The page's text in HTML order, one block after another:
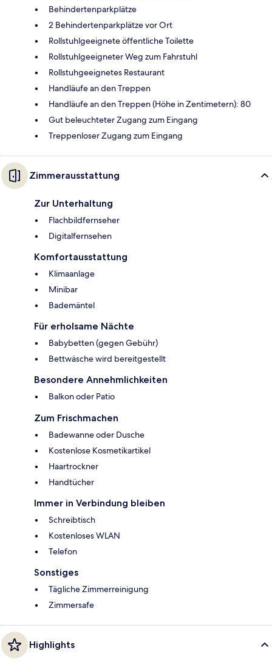
Behindertenparkplätze
2 Behindertenparkplätze vor Ort
Rollstuhlgeeignete öffentliche Toilette
Rollstuhlgeeigneter Weg zum Fahrstuhl
Rollstuhgeeignetes Restaurant
Handläufe an den Treppen
Handläufe an den Treppen (Höhe in Zentimetern): 80
Gut beleuchteter Zugang zum Eingang
Treppenloser Zugang zum Eingang
Zimmerausstattung
Zur Unterhaltung
Flachbildfernseher
Digitalfernsehen
Komfortausstattung
Klimaanlage
Minibar
Bademäntel
Für erholsame Nächte
Babybetten (gegen Gebühr)
Bettwäsche wird bereitgestellt
Besondere Annehmlichkeiten
Balkon oder Patio
Zum Frischmachen
Badewanne oder Dusche
Kostenlose Kosmetikartikel
Haartrockner
Handtücher
Immer in Verbindung bleiben
Schreibtisch
Kostenloses WLAN
Telefon
Sonstiges
Tägliche Zimmerreinigung
Zimmersafe
Highlights